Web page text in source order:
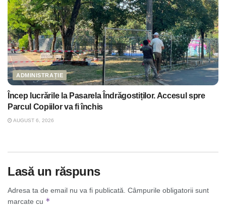
ADMINISTRAȚIE
Încep lucrările la Pasarela Îndrăgostiților. Accesul spre
Parcul Copiilor va fi închis
AUGUST 6, 2026
Lasă un răspuns
Adresa ta de email nu va fi publicată. Câmpurile obligatorii sunt
marcate cu *